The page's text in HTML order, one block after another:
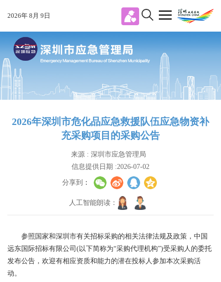
2026年 8 月 9 日
2026年深圳市危化品应急救援队伍应急物资补
充采购项目的采购公告
来源 : 深圳市应急管理局
信息提供日期 :2026-07-02
分享到 ：
人工智能朗读：
参照国家和深圳市有关招标采购的相关法律法规及政策，中国
远东国际招标有限公司(以下简称为“采购代理机构”)受采购人的委托
发布公告，欢迎有相应资质和能力的潜在投标人参加本次采购活
动。